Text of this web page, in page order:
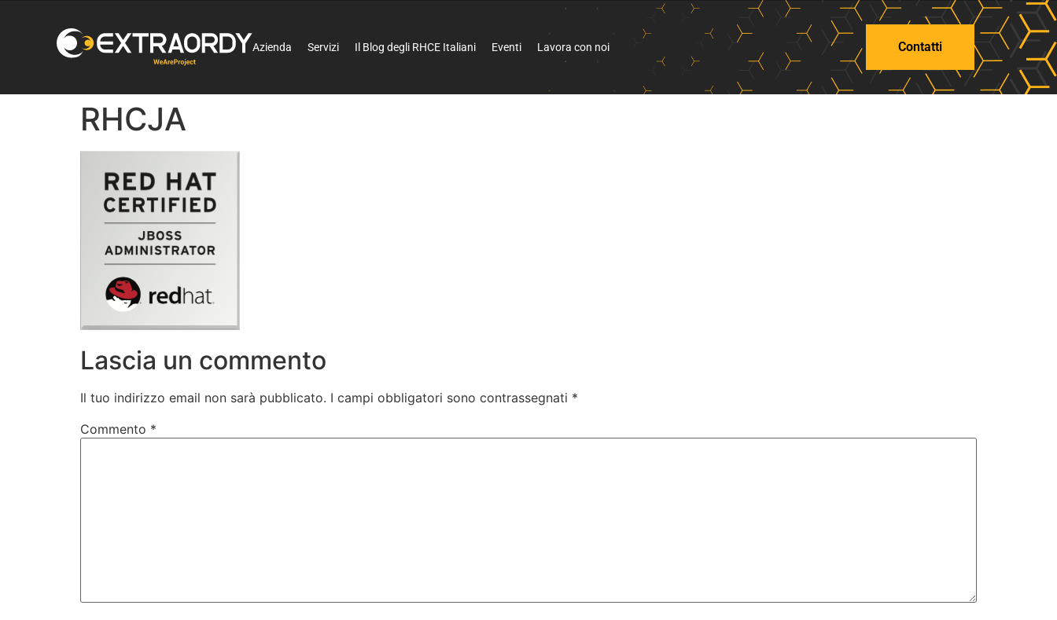
Azienda Servizi Il Blog degli RHCE Italiani Eventi Lavora con noi Contatti
RHCJA
Lascia un commento
Il tuo indirizzo email non sarà pubblicato. I campi obbligatori sono contrassegnati *
Commento *